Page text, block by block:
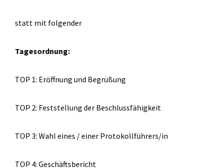
statt mit folgender
Tagesordnung:
TOP 1: Eröffnung und Begrüßung
TOP 2: Feststellung der Beschlussfähigkeit
TOP 3: Wahl eines / einer Protokollführers/in
TOP 4: Geschäftsbericht